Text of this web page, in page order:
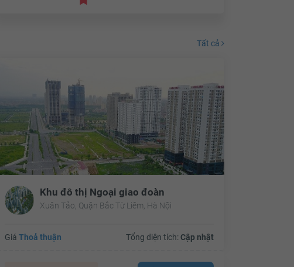
Tất cả
Khu đô thị Ngoại giao đoàn
Xuân Tảo, Quận Bắc Từ Liêm, Hà Nội
Giá Thoả thuận Tổng diện tích: Cập nhật